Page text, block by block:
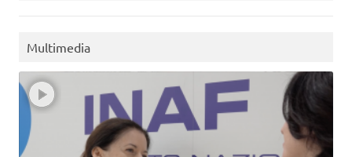
Multimedia